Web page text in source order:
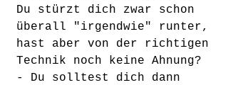
Du stürzt dich zwar schon
überall "irgendwie" runter,
hast aber von der richtigen
Technik noch keine Ahnung?
- Du solltest dich dann